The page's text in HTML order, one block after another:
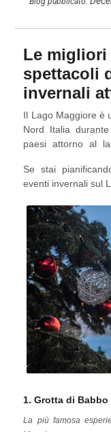
Le migliori
spettacoli
invernali
Il Lago Maggiore è
Nord Italia
paesi attorno al
Se stai
eventi invernali sul
1. Grotta di Babbo
La più famosa